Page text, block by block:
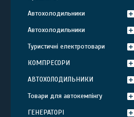
Автохолодильники
Автохолодильники
Туристичні електротовари
КОМПРЕСОРИ
АВТОХОЛОДИЛЬНИКИ
Товари для автокемпінгу
ГЕНЕРАТОРІ